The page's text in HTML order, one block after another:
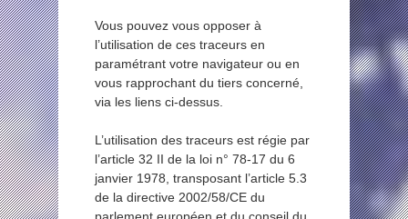
Vous pouvez vous opposer à
l’utilisation de ces traceurs en
paramétrant votre navigateur ou en
vous rapprochant du tiers concerné,
via les liens ci-dessus.
L’utilisation des traceurs est régie par
l’article 32 II de la loi n° 78-17 du 6
janvier 1978, transposant l’article 5.3
de la directive 2002/58/CE du